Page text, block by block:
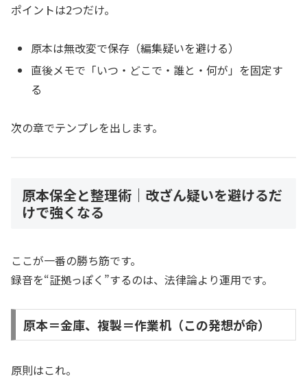
ポイントは2つだけ。
原本は無改変で保存（編集疑いを避ける）
直後メモで「いつ・どこで・誰と・何が」を固定す
る
次の章でテンプレを出します。
原本保全と整理術｜改ざん疑いを避けるだ
けで強くなる
ここが一番の勝ち筋です。
録音を“証拠っぽく”するのは、法律論より運用です。
原本＝金庫、複製＝作業机（この発想が命）
原則はこれ。